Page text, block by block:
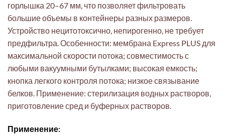
горлышка 20–67 мм, что позволяет фильтровать
большие объемы в контейнеры разных размеров.
Устройство нецитотоксично, непирогенно, не требует
предфильтра. Особенности: мембрана Express PLUS для
максимальной скорости потока; совместимость с
любыми вакуумными бутылками; высокая емкость;
кнопка легкого контроля потока; низкое связывание
белков. Применение: стерилизация водных растворов,
приготовление сред и буферных растворов.
Применение: